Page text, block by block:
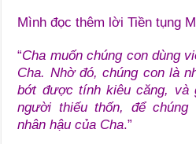
Mình đọc thêm lời Tiền tụng
“Cha muốn chúng con dùng
Cha. Nhờ đó, chúng con là
bớt được tính kiêu căng, và
người thiếu thốn, để
nhân hậu của Cha.”